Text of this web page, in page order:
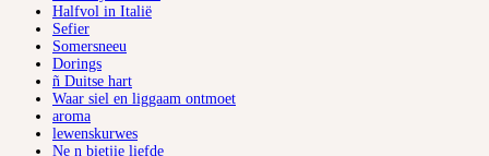
Halfvol in Italië
Sefier
Somersneeu
Dorings
ñ Duitse hart
Waar siel en liggaam ontmoet
aroma
lewenskurwes
Ne n bietjie liefde